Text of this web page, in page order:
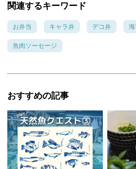
関連するキーワード
お弁当 キャラ弁 デコ弁
魚肉ソーセージ
おすすめの記事